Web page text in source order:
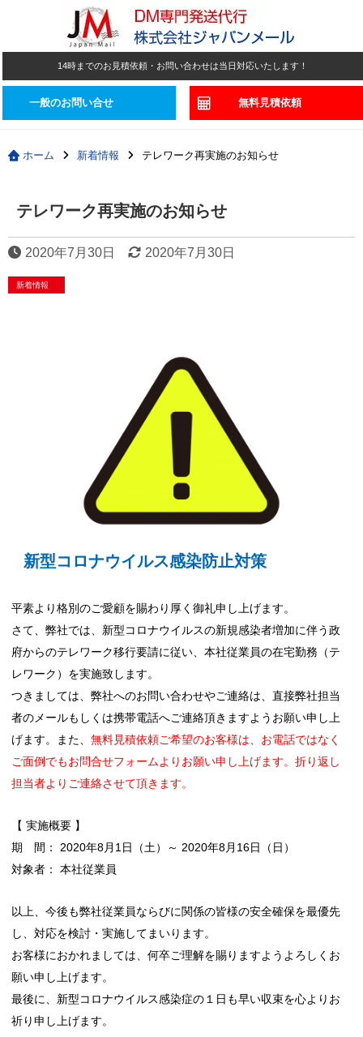
14時までのお見積依頼・お問い合わせは当日対応いたします！
一般のお問い合せ 無料見積依頼
ホーム 新着情報 テレワーク再実施のお知らせ
テレワーク再実施のお知らせ
2020年7月30日 2020年7月30日
新着情報
新型コロナウイルス感染防止対策
平素より格別のご愛顧を賜わり厚く御礼申し上げます。
さて、弊社では、新型コロナウイルスの新規感染者増加に伴う政
府からのテレワーク移行要請に従い、本社従業員の在宅勤務（テ
レワーク）を実施致します。
つきましては、弊社へのお問い合わせやご連絡は、直接弊社担当
者のメールもしくは携帯電話へご連絡頂きますようお願い申し上
げます。
また、無料見積依頼ご希望のお客様は、お電話ではなく
ご面倒でもお問合せフォームよりお願い申し上げます。折り返し
担当者よりご連絡させて頂きます。
【 実施概要 】
期 間： 2020年8月1日（土）～ 2020年8月16日（日）
対象者： 本社従業員
以上、今後も弊社従業員ならびに関係の皆様の安全確保を最優先
し、対応を検討・実施してまいります。
お客様におかれましては、何卒ご理解を賜りますようよろしくお
願い申し上げます。
最後に、新型コロナウイルス感染症の１日も早い収束を心よりお
祈り申し上げます。